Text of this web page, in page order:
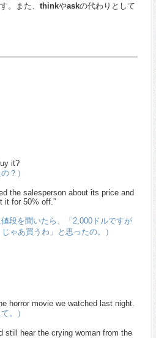
。また、 thinkやaskの代わりとして
it?
？）
the salesperson about its price and
it for 50% off.”
段を聞いたら、「2,000ドルですが
ゃあ買うわ」と思ったの。）
horror movie we watched last night.
。）
still hear the crying woman from the